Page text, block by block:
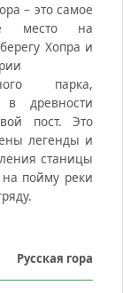
– это самое
место на
Хопра и
парка,
в древности
пост. Это
легенды и
станицы
пойму реки
Русская гора